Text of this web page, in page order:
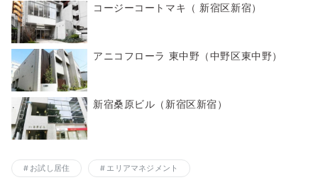
コージーコートマキ（ 新宿区新宿）
アニコフローラ 東中野（中野区東中野）
新宿桑原ビル（新宿区新宿）
お試し居住 エリアマネジメント